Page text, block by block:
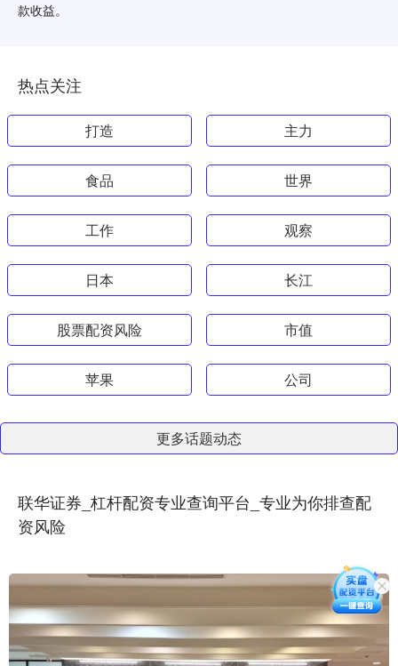
款收益。
热点关注
打造 主力
食品 世界
工作 观察
日本 长江
股票配资风险 市值
苹果 公司
更多话题动态
联华证券_杠杆配资专业查询平台_专业为你排查配
资风险